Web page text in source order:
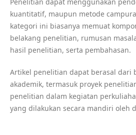
kuantitatif, maupun metode
kategori ini biasanya memuat
belakang penelitian, rumusan
hasil penelitian, serta pembahasan.
Artikel penelitian dapat berasal dari
akademik, termasuk proyek
penelitian dalam kegiatan
yang dilakukan secara mandiri oleh